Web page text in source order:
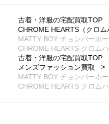
古着・洋服の宅配買取TOP
CHROME HEARTS（クロム
MATTY BOY チョンパーホ
CHROME HEARTS クロム
古着・洋服の宅配買取TOP
メンズファッション買取
MATTY BOY チョンパーホ
CHROME HEARTS クロム